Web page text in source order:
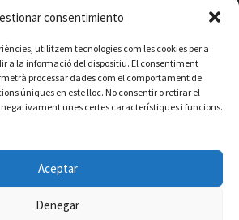
consentimiento
utilitzem tecnologies com les cookies per a
a la informació del dispositiu. El consentiment
processar dades com el comportament de
úniques en este lloc. No consentir o retirar el
unes certes característiques i funcions.
Aceptar
Denegar
Política de privacitat
de Vilafamés - Desarrollada por